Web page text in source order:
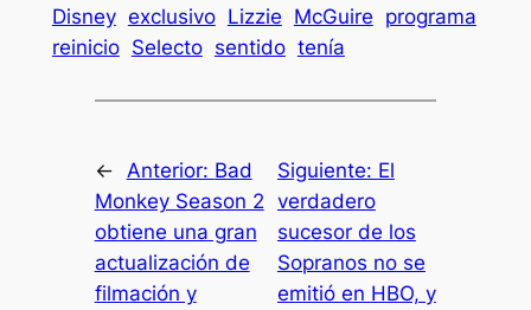
Disney exclusivo Lizzie McGuire programa
reinicio Selecto sentido tenía
← Anterior: Bad
Monkey Season 2
obtiene una gran
actualización de
filmación y
Siguiente: El
verdadero
sucesor de los
Sopranos no se
emitió en HBO, y